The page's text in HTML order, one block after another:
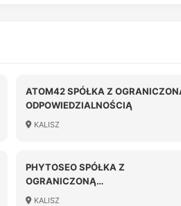
ATOM42 SPÓŁKA Z
ODPOWIEDZIALNOŚCIĄ
KALISZ
PHYTOSEO SPÓŁKA Z
OGRANICZONĄ
ODPOWIEDZIALNOŚCIĄ W
KALISZ